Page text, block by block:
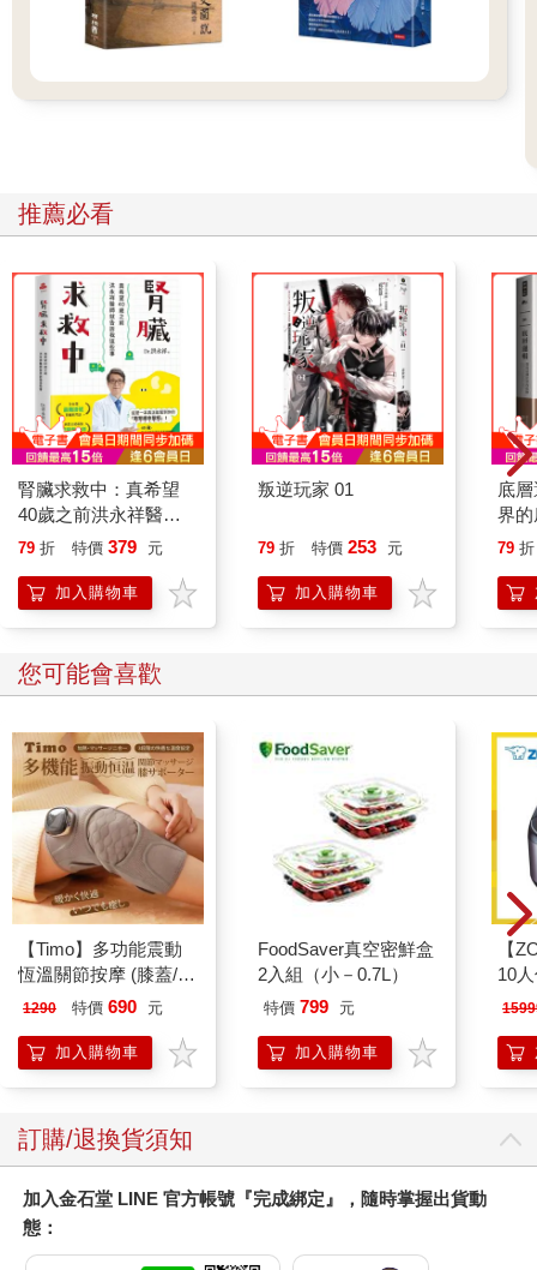
推薦必看
腎臟求救中：真希望
40歲之前洪永祥醫師
就告訴我這些事
79 折 特價 379 元
加入購物車
叛逆玩家 01
79 折 特價 253 元
加入購物車
底
界
79 折
您可能會喜歡
【Timo】多功能震動
恆溫關節按摩 (膝蓋/
肩/手肘通用) 無線充電
膝熱敷 【單入組】
1290 特價 690 元
加入購物車
FoodSaver真空密鮮盒
2入組（小－0.7L）
特價 799 元
加入購物車
【
10
微
訂購/退換貨須知
加入金石堂 LINE 官方帳號『完成綁定』，隨時掌握出貨動
態：